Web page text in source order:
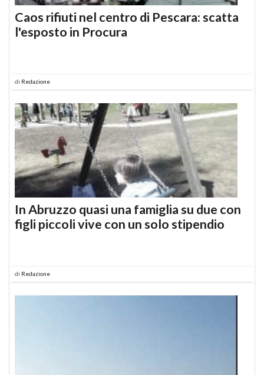
Caos rifiuti nel centro di Pescara: scatta
l'esposto in Procura
di Redazione
In Abruzzo quasi una famiglia su due con
figli piccoli vive con un solo stipendio
di Redazione